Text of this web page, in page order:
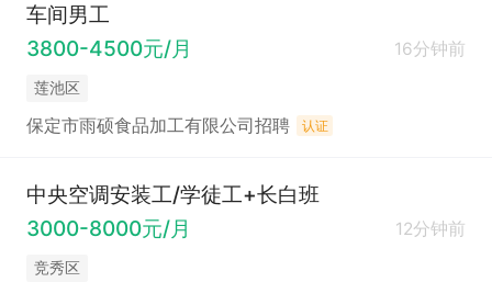
车间男工
3800-4500元/月
16分钟前
莲池区
保定市雨硕食品加工有限公司招聘 认证
中央空调安装工/学徒工+长白班
3000-8000元/月
12分钟前
竞秀区